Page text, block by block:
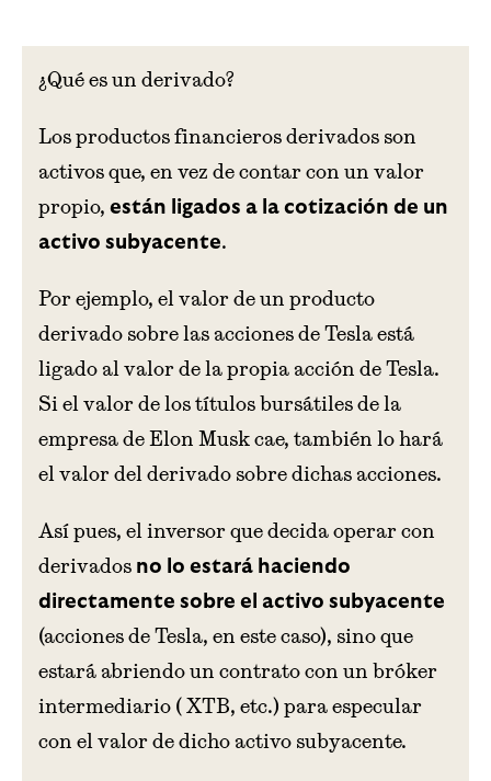
¿Qué es un derivado?
Los productos financieros derivados son
activos que, en vez de contar con un valor
propio, están ligados a la cotización de un
activo subyacente.
Por ejemplo, el valor de un producto
derivado sobre las acciones de Tesla está
ligado al valor de la propia acción de Tesla.
Si el valor de los títulos bursátiles de la
empresa de Elon Musk cae, también lo hará
el valor del derivado sobre dichas acciones.
Así pues, el inversor que decida operar con
derivados no lo estará haciendo
directamente sobre el activo subyacente
(acciones de Tesla, en este caso), sino que
estará abriendo un contrato con un bróker
intermediario ( XTB, etc.) para especular
con el valor de dicho activo subyacente.